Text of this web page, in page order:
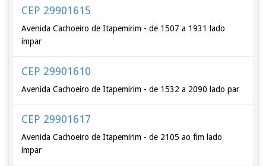
CEP 29901615
Avenida Cachoeiro de Itapemirim - de 1507 a 1931 lado
ímpar
CEP 29901610
Avenida Cachoeiro de Itapemirim - de 1532 a 2090 lado par
CEP 29901617
Avenida Cachoeiro de Itapemirim - de 2105 ao fim lado
ímpar